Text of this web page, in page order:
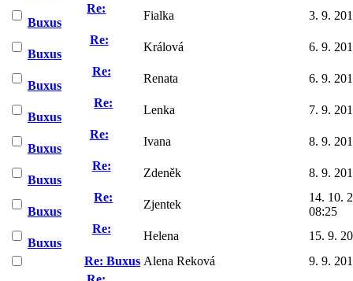
Re:
Buxus
Fialka
3. 9.
Re:
Buxus
Králová
6. 9.
Re:
Buxus
Renata
6. 9.
Re:
Buxus
Lenka
7. 9.
Re:
Buxus
Ivana
8. 9.
Re:
Buxus
Zdeněk
8. 9.
Re:
Buxus
Zjentek
14. 10.
08:25
Re:
Buxus
Helena
15. 9.
Re: Buxus Alena Reková
9. 9.